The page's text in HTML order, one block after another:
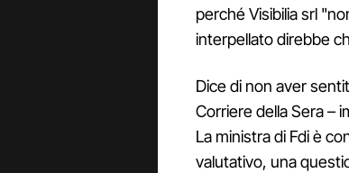
perché Visibilia srl
interpellato direbbe
Dice di non aver
Corriere della Sera –
La ministra di Fdi è
valutativo, una